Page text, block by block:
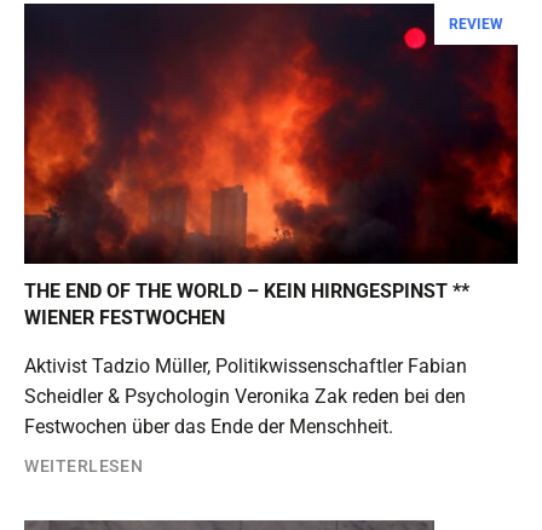
REVIEW
THE END OF THE WORLD – KEIN HIRNGESPINST **
WIENER FESTWOCHEN
Aktivist Tadzio Müller, Politikwissenschaftler Fabian
Scheidler & Psychologin Veronika Zak reden bei den
Festwochen über das Ende der Menschheit.
WEITERLESEN